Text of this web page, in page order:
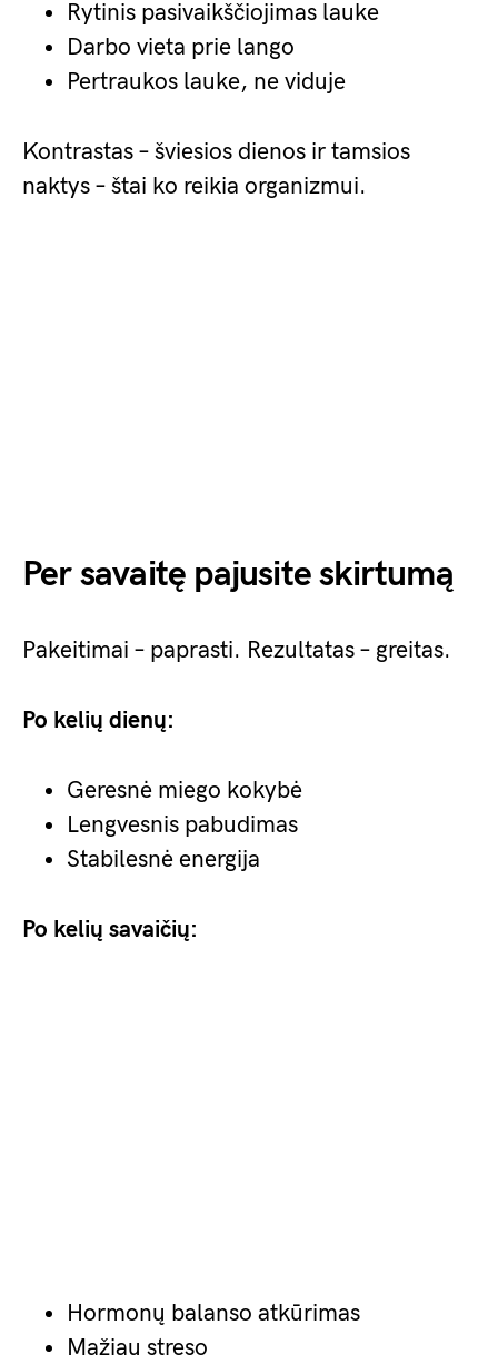
Rytinis pasivaikščiojimas lauke
Darbo vieta prie lango
Pertraukos lauke, ne viduje
Kontrastas – šviesios dienos ir tamsios
naktys – štai ko reikia organizmui.
Per savaitę pajusite skirtumą
Pakeitimai – paprasti. Rezultatas – greitas.
Po kelių dienų:
Geresnė miego kokybė
Lengvesnis pabudimas
Stabilesnė energija
Po kelių savaičių:
Hormonų balanso atkūrimas
Mažiau streso